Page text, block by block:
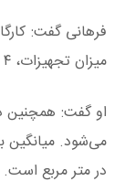
فرهانی گفت:
میزان تجهیزات، ۴ تا ۵ دوره در سال تولید محصول دارند.
در متر مربع است.